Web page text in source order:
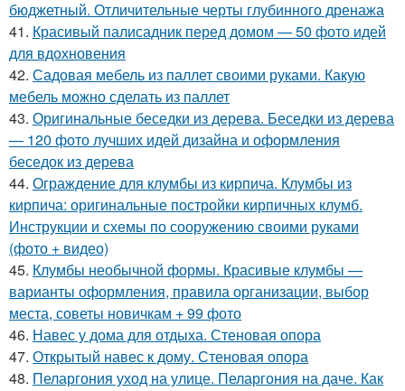
бюджетный. Отличительные черты глубинного дренажа
41. Красивый палисадник перед домом — 50 фото идей
для вдохновения
42. Садовая мебель из паллет своими руками. Какую
мебель можно сделать из паллет
43. Оригинальные беседки из дерева. Беседки из дерева
— 120 фото лучших идей дизайна и оформления
беседок из дерева
44. Ограждение для клумбы из кирпича. Клумбы из
кирпича: оригинальные постройки кирпичных клумб.
Инструкции и схемы по сооружению своими руками
(фото + видео)
45. Клумбы необычной формы. Красивые клумбы —
варианты оформления, правила организации, выбор
места, советы новичкам + 99 фото
46. Навес у дома для отдыха. Стеновая опора
47. Открытый навес к дому. Стеновая опора
48. Пеларгония уход на улице. Пеларгония на даче. Как